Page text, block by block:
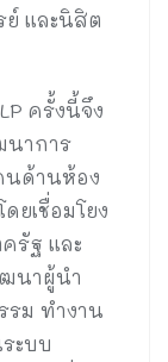
และนิสิต
ครั้งนี้จึง
นาการ
นด้านห้อง
ยเชื่อมโยง
รัฐ และ
นาผู้นำ
ม ทำงาน
ะบบ